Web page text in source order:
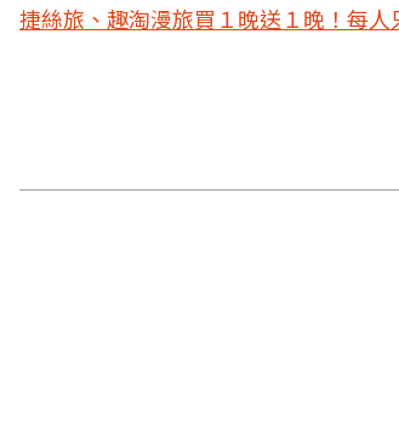
捷絲旅、趣淘漫旅買１晚送１晚！每